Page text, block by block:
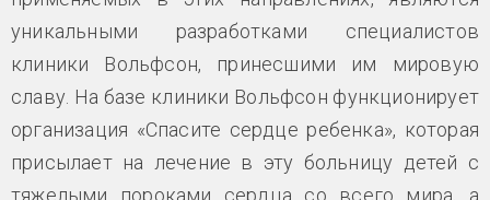
уникальными разработками специалистов
клиники Вольфсон, принесшими им мировую
славу. На базе клиники Вольфсон функционирует
организация «Спасите сердце ребенка», которая
присылает на лечение в эту больницу детей с